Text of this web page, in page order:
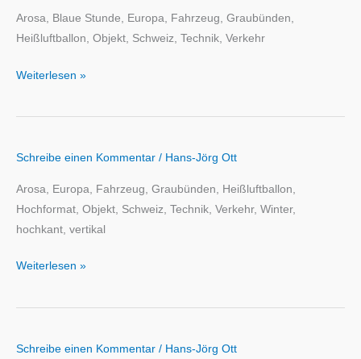
Arosa, Blaue Stunde, Europa, Fahrzeug, Graubünden,
Heißluftballon, Objekt, Schweiz, Technik, Verkehr
Weiterlesen »
Schreibe einen Kommentar / Hans-Jörg Ott
Arosa, Europa, Fahrzeug, Graubünden, Heißluftballon,
Hochformat, Objekt, Schweiz, Technik, Verkehr, Winter,
hochkant, vertikal
Weiterlesen »
Schreibe einen Kommentar / Hans-Jörg Ott